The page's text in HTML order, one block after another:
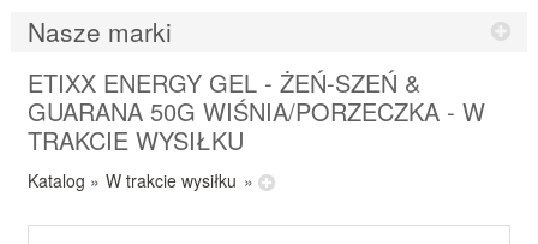
Nasze marki
ETIXX ENERGY GEL - ŻEŃ-SZEŃ &
GUARANA 50G WIŚNIA/PORZECZKA - W
TRAKCIE WYSIŁKU
Katalog » W trakcie wysiłku »